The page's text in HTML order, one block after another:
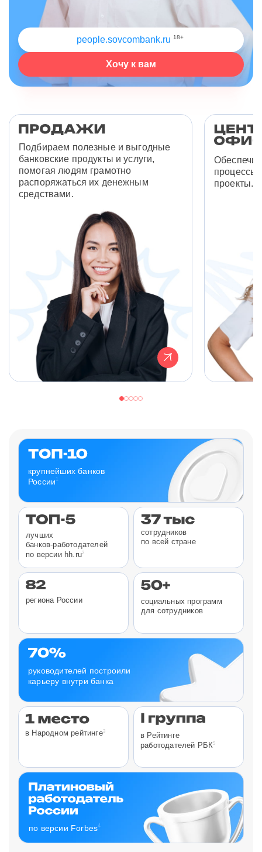
people.sovcombank.ru 18+
Хочу к вам
Подбираем полезные и выгодные
банковские продукты и услуги,
помогая людям грамотно
распоряжаться их денежным
средствами.
процессы
проекты.
крупнейших банков
России 1
лучших
банков-работодателей
по версии hh.ru2
сотрудников
по всей стране
региона России
социальных программ
для сотрудников
руководителей построили
карьеру внутри банка
в Народном рейтинге3
по версии Forbes4
в Рейтинге
работодателей РБК5